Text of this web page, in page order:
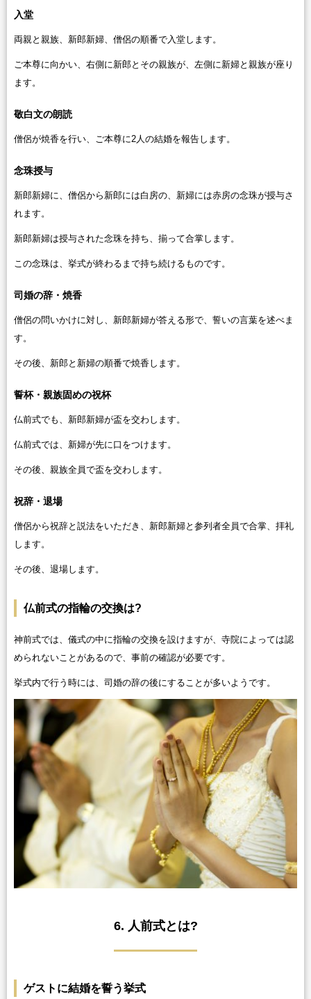
入堂
両親と親族、新郎新婦、僧侶の順番で入堂します。
ご本尊に向かい、右側に新郎とその親族が、左側に新婦と親族が座り
ます。
敬白文の朗読
僧侶が焼香を行い、ご本尊に2人の結婚を報告します。
念珠授与
新郎新婦に、僧侶から新郎には白房の、新婦には赤房の念珠が授与さ
れます。
新郎新婦は授与された念珠を持ち、揃って合掌します。
この念珠は、挙式が終わるまで持ち続けるものです。
司婚の辞・焼香
僧侶の問いかけに対し、新郎新婦が答える形で、誓いの言葉を述べま
す。
その後、新郎と新婦の順番で焼香します。
誓杯・親族固めの祝杯
仏前式でも、新郎新婦が盃を交わします。
仏前式では、新婦が先に口をつけます。
その後、親族全員で盃を交わします。
祝辞・退場
僧侶から祝辞と説法をいただき、新郎新婦と参列者全員で合掌、拝礼
します。
その後、退場します。
仏前式の指輪の交換は?
神前式では、儀式の中に指輪の交換を設けますが、寺院によっては認
められないことがあるので、事前の確認が必要です。
挙式内で行う時には、司婚の辞の後にすることが多いようです。
6. 人前式とは?
ゲストに結婚を誓う挙式